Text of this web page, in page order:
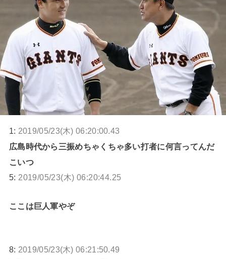
1: 2019/05/23(木) 06:20:00.43
広島時代から三振めちゃくちゃ多い打者に何言ってんだ
こいつ
5: 2019/05/23(木) 06:20:44.25
ここは巨人軍やぞ
8: 2019/05/23(木) 06:21:50.49